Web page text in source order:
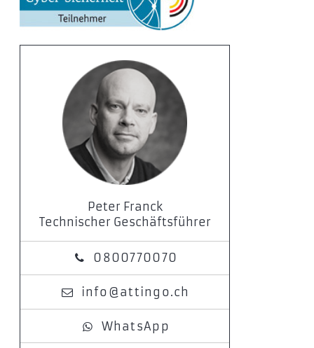
Peter Franck
Technischer Geschäftsführer
0800770070
info@attingo.ch
WhatsApp